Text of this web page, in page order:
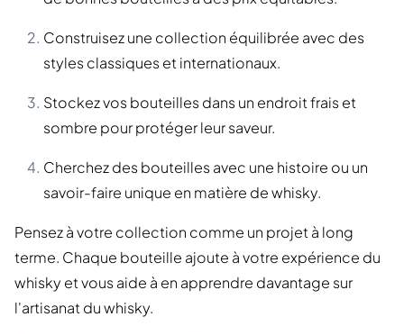
Construisez une collection équilibrée avec des
styles classiques et internationaux.
Stockez vos bouteilles dans un endroit frais et
sombre pour protéger leur saveur.
Cherchez des bouteilles avec une histoire ou un
savoir-faire unique en matière de whisky.
Pensez à votre collection comme un projet à long
terme. Chaque bouteille ajoute à votre expérience du
whisky et vous aide à en apprendre davantage sur
l'artisanat du whisky.